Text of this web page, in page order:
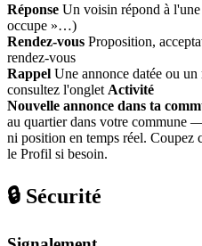
Réponse Un voisin répond à l'une
occupe »…)
Rendez-vous Proposition,
rendez-vous
Rappel Une annonce datée ou
consultez l'onglet Activité
Nouvelle annonce dans ta
au quartier dans votre commune
ni position en temps réel. Coupez
le Profil si besoin.
🔒 Sécurité